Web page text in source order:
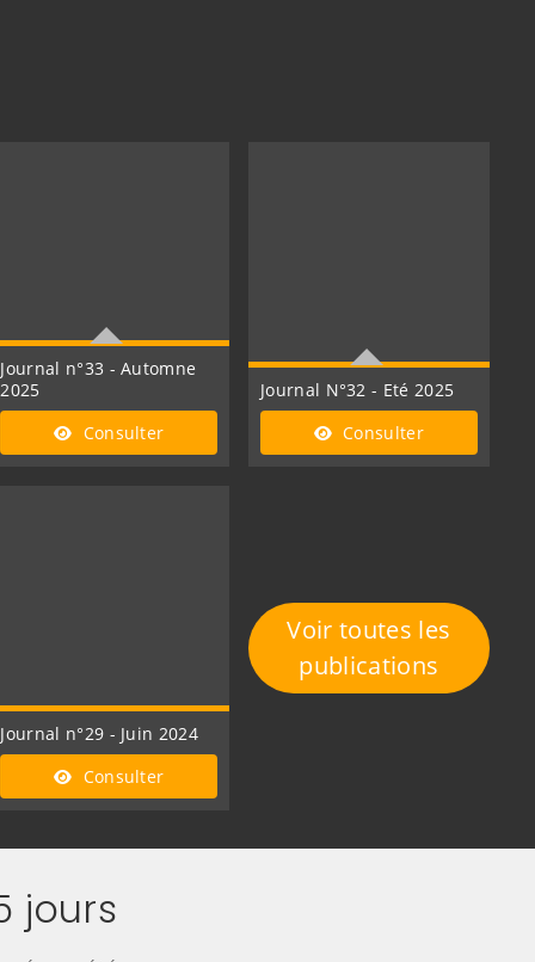
Journal n°33 - Automne
2025
Être à l'écouteConsulter
Journal N°32 - Eté 2025
Réinventer l'ordinaire
Consulter
Journal n°29 - Juin 2024
Consulter
Voir toutes les
publications
jours